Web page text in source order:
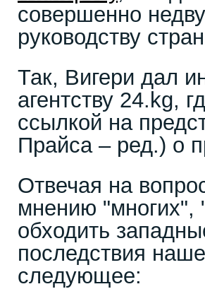
совершенно
руководству
Так, Вигери дал
агентству 24.kg,
ссылкой на
Прайса – ред.) о
Отвечая на
мнению "многих",
обходить
последствия
следующее: